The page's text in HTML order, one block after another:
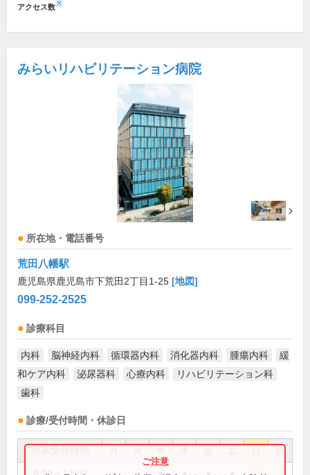
アクセス数※
みらいリハビリテーション病院
所在地・電話番号
荒田八幡駅
鹿児島県鹿児島市下荒田2丁目1-25 [地図]
099-252-2525
診療科目
内科 脳神経内科 循環器内科 消化器内科 腫瘍内科
緩
和ケア内科
泌尿器科 心療内科
リハビリテーション科
歯科
診療/受付時間・休診日
祝